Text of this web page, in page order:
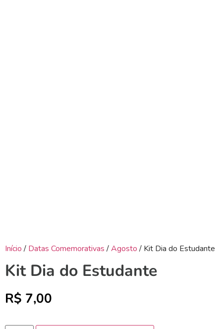
Início / Datas Comemorativas /Agosto / Kit Dia do Estudante
Kit Dia do Estudante
R$ 7,00